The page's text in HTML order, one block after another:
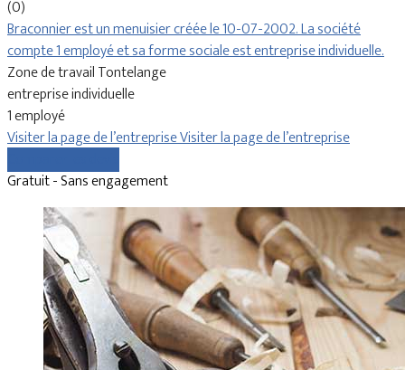
(0)
Braconnier est un menuisier créée le 10-07-2002. La société
compte 1 employé et sa forme sociale est entreprise individuelle.
Zone de travail Tontelange
entreprise individuelle
1 employé
Visiter la page de l’entrepriseVisiter la page de l’entreprise
Gratuit - Sans engagement